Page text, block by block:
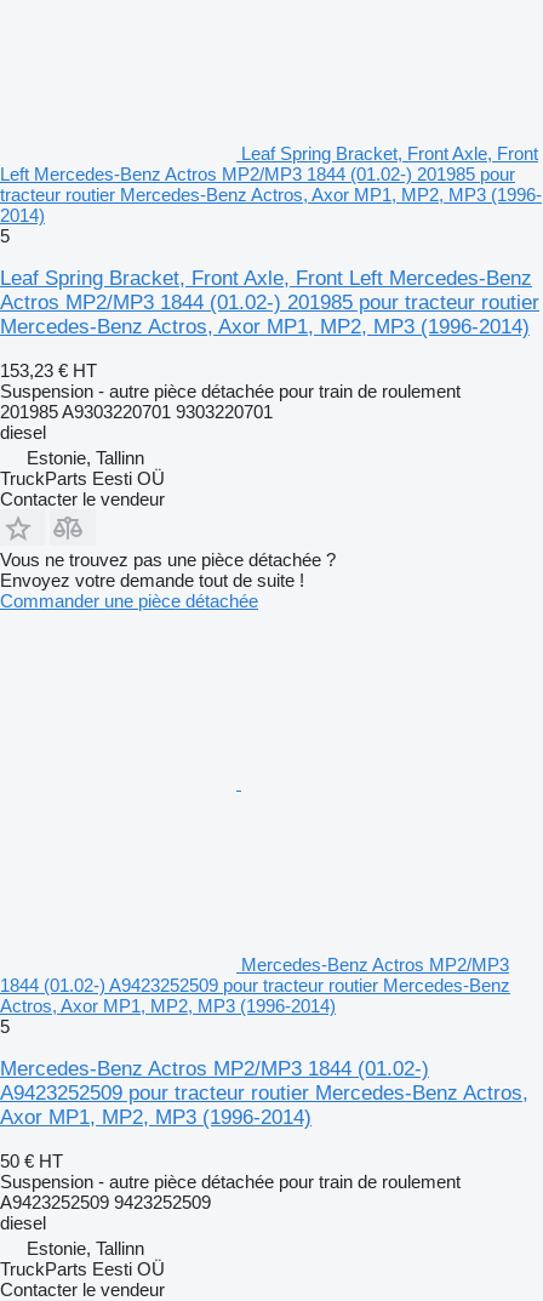
Leaf Spring Bracket, Front Axle, Front
Left Mercedes-Benz Actros MP2/MP3 1844 (01.02-) 201985 pour
tracteur routier Mercedes-Benz Actros, Axor MP1, MP2, MP3 (1996-
2014)
5
Leaf Spring Bracket, Front Axle, Front Left Mercedes-Benz
Actros MP2/MP3 1844 (01.02-) 201985 pour tracteur routier
Mercedes-Benz Actros, Axor MP1, MP2, MP3 (1996-2014)
153,23 € HT
Suspension - autre pièce détachée pour train de roulement
201985 A9303220701 9303220701
diesel
Estonie, Tallinn
TruckParts Eesti OÜ
Contacter le vendeur
Vous ne trouvez pas une pièce détachée ?
Envoyez votre demande tout de suite !
Commander une pièce détachée
Mercedes-Benz Actros MP2/MP3
1844 (01.02-) A9423252509 pour tracteur routier Mercedes-Benz
Actros, Axor MP1, MP2, MP3 (1996-2014)
5
Mercedes-Benz Actros MP2/MP3 1844 (01.02-)
A9423252509 pour tracteur routier Mercedes-Benz Actros,
Axor MP1, MP2, MP3 (1996-2014)
50 € HT
Suspension - autre pièce détachée pour train de roulement
A9423252509 9423252509
diesel
Estonie, Tallinn
TruckParts Eesti OÜ
Contacter le vendeur